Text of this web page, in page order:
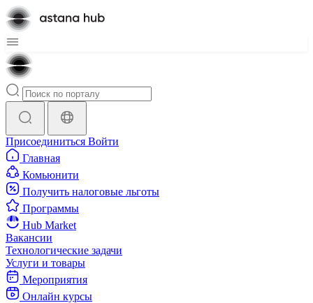
Присоединиться Войти
Главная
Комьюнити
Получить налоговые льготы
Программы
Hub Market
Вакансии
Технологические задачи
Услуги и товары
Мероприятия
Онлайн курсы